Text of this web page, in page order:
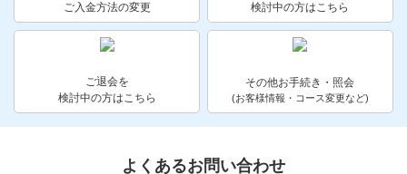
よくある質問・お問い合わせ
カテゴリーから探す
お問い合わせ窓口
他の講座のよくある質問・手続きはこちら
ご入金方法の変更
検討中の方はこちら
ご退会を
検討中の方はこちら
その他お手続き・照会
(お客様情報・コース変更など)
よくあるお問い合わせ